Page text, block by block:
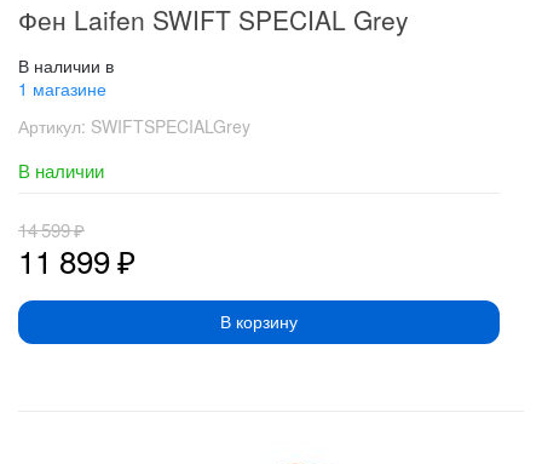
Фен Laifen SWIFT SPECIAL Grey
В наличии в
1 магазине
Артикул: SWIFTSPECIALGrey
В наличии
11 899₽
14 599₽
В корзину